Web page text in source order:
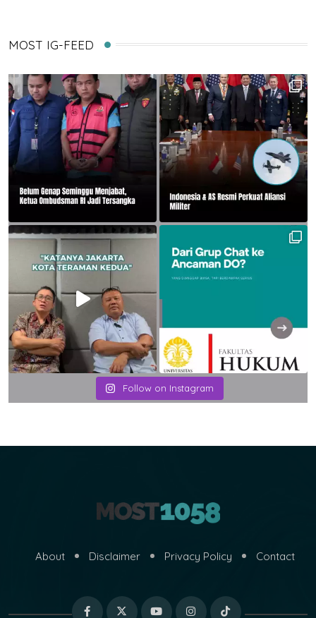
MOST IG-FEED
Follow on Instagram
About Disclaimer Privacy Policy Contact